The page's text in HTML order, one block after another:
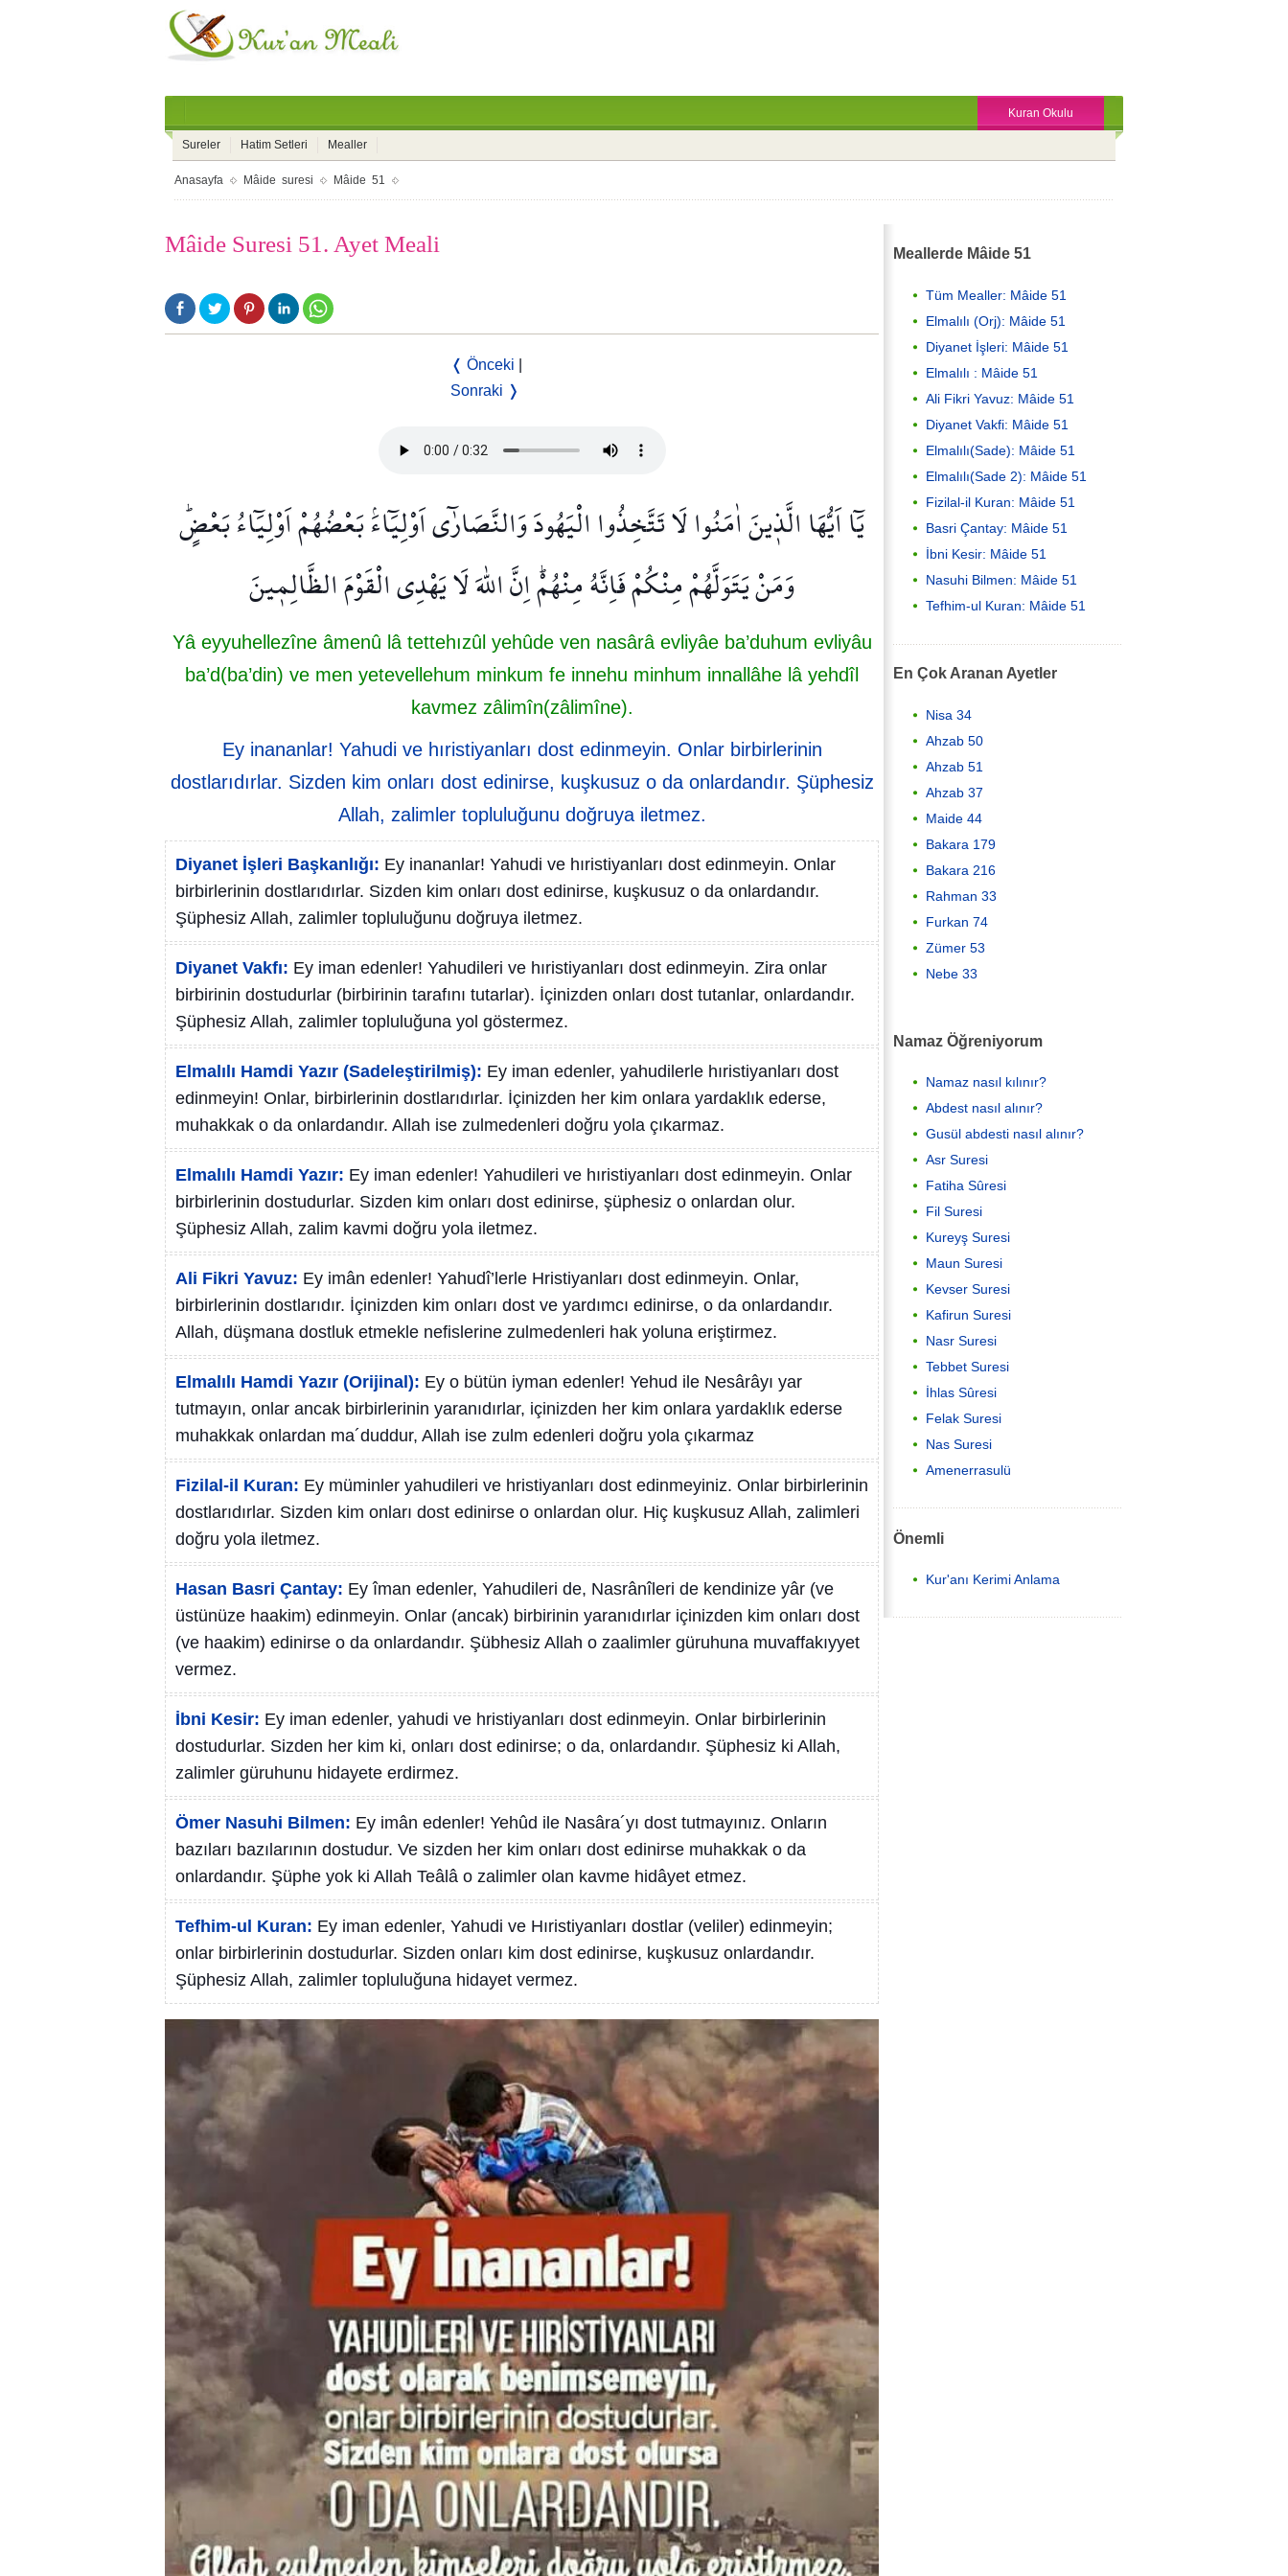
Kuran Okulu
Sureler Hatim Setleri Mealler
Anasayfa Mâide suresi Mâide 51
Mâide Suresi 51. Ayet Meali
❬ Önceki
Sonraki ❭
يَٓا اَيُّهَا الَّذ۪ينَ اٰمَنُوا لَا تَتَّخِذُوا الْيَهُودَ وَالنَّصَارٰٓى اَوْلِيَٓاءَۢ بَعْضُهُمْ اَوْلِيَٓاءُ بَعْضٍۜ
وَمَنْ يَتَوَلَّهُمْ مِنْكُمْ فَاِنَّهُ مِنْهُمْۜ اِنَّ اللّٰهَ لَا يَهْدِي الْقَوْمَ الظَّالِم۪ينَ
Yâ eyyuhellezîne âmenû lâ tettehızûl yehûde ven nasârâ evliyâe ba’duhum evliyâu
ba’d(ba’din) ve men yetevellehum minkum fe innehu minhum innallâhe lâ yehdîl
kavmez zâlimîn(zâlimîne).
Ey inananlar! Yahudi ve hıristiyanları dost edinmeyin. Onlar birbirlerinin
dostlarıdırlar. Sizden kim onları dost edinirse, kuşkusuz o da onlardandır. Şüphesiz
Allah, zalimler topluluğunu doğruya iletmez.
Diyanet İşleri Başkanlığı: Ey inananlar! Yahudi ve hıristiyanları dost edinmeyin. Onlar
birbirlerinin dostlarıdırlar. Sizden kim onları dost edinirse, kuşkusuz o da onlardandır.
Şüphesiz Allah, zalimler topluluğunu doğruya iletmez.
Diyanet Vakfı: Ey iman edenler! Yahudileri ve hıristiyanları dost edinmeyin. Zira onlar
birbirinin dostudurlar (birbirinin tarafını tutarlar). İçinizden onları dost tutanlar, onlardandır.
Şüphesiz Allah, zalimler topluluğuna yol göstermez.
Elmalılı Hamdi Yazır (Sadeleştirilmiş): Ey iman edenler, yahudilerle hıristiyanları dost
edinmeyin! Onlar, birbirlerinin dostlarıdırlar. İçinizden her kim onlara yardaklık ederse,
muhakkak o da onlardandır. Allah ise zulmedenleri doğru yola çıkarmaz.
Elmalılı Hamdi Yazır: Ey iman edenler! Yahudileri ve hıristiyanları dost edinmeyin. Onlar
birbirlerinin dostudurlar. Sizden kim onları dost edinirse, şüphesiz o onlardan olur.
Şüphesiz Allah, zalim kavmi doğru yola iletmez.
Ali Fikri Yavuz: Ey imân edenler! Yahudî’lerle Hristiyanları dost edinmeyin. Onlar,
birbirlerinin dostlarıdır. İçinizden kim onları dost ve yardımcı edinirse, o da onlardandır.
Allah, düşmana dostluk etmekle nefislerine zulmedenleri hak yoluna eriştirmez.
Elmalılı Hamdi Yazır (Orijinal): Ey o bütün iyman edenler! Yehud ile Nesârâyı yar
tutmayın, onlar ancak birbirlerinin yaranıdırlar, içinizden her kim onlara yardaklık ederse
muhakkak onlardan ma´duddur, Allah ise zulm edenleri doğru yola çıkarmaz
Fizilal-il Kuran: Ey müminler yahudileri ve hristiyanları dost edinmeyiniz. Onlar birbirlerinin
dostlarıdırlar. Sizden kim onları dost edinirse o onlardan olur. Hiç kuşkusuz Allah, zalimleri
doğru yola iletmez.
Hasan Basri Çantay: Ey îman edenler, Yahudileri de, Nasrânîleri de kendinize yâr (ve
üstünüze haakim) edinmeyin. Onlar (ancak) birbirinin yaranıdırlar içinizden kim onları dost
(ve haakim) edinirse o da onlardandır. Şübhesiz Allah o zaalimler güruhuna muvaffakıyyet
vermez.
İbni Kesir: Ey iman edenler, yahudi ve hristiyanları dost edinmeyin. Onlar birbirlerinin
dostudurlar. Sizden her kim ki, onları dost edinirse; o da, onlardandır. Şüphesiz ki Allah,
zalimler güruhunu hidayete erdirmez.
Ömer Nasuhi Bilmen: Ey imân edenler! Yehûd ile Nasâra´yı dost tutmayınız. Onların
bazıları bazılarının dostudur. Ve sizden her kim onları dost edinirse muhakkak o da
onlardandır. Şüphe yok ki Allah Teâlâ o zalimler olan kavme hidâyet etmez.
Tefhim-ul Kuran: Ey iman edenler, Yahudi ve Hıristiyanları dostlar (veliler) edinmeyin;
onlar birbirlerinin dostudurlar. Sizden onları kim dost edinirse, kuşkusuz onlardandır.
Şüphesiz Allah, zalimler topluluğuna hidayet vermez.
Meallerde Mâide 51
Tüm Mealler: Mâide 51
Elmalılı (Orj): Mâide 51
Diyanet İşleri: Mâide 51
Elmalılı : Mâide 51
Ali Fikri Yavuz: Mâide 51
Diyanet Vakfi: Mâide 51
Elmalılı(Sade): Mâide 51
Elmalılı(Sade 2): Mâide 51
Fizilal-il Kuran: Mâide 51
Basri Çantay: Mâide 51
İbni Kesir: Mâide 51
Nasuhi Bilmen: Mâide 51
Tefhim-ul Kuran: Mâide 51
En Çok Aranan Ayetler
Nisa 34
Ahzab 50
Ahzab 51
Ahzab 37
Maide 44
Bakara 179
Bakara 216
Rahman 33
Furkan 74
Zümer 53
Nebe 33
Namaz Öğreniyorum
Namaz nasıl kılınır?
Abdest nasıl alınır?
Gusül abdesti nasıl alınır?
Asr Suresi
Fatiha Sûresi
Fil Suresi
Kureyş Suresi
Maun Suresi
Kevser Suresi
Kafirun Suresi
Nasr Suresi
Tebbet Suresi
İhlas Sûresi
Felak Suresi
Nas Suresi
Amenerrasulü
Önemli
Kur'anı Kerimi Anlama